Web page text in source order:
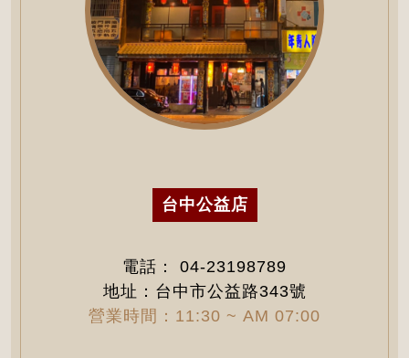
台中公益店
電話： 04-23198789
地址：台中市公益路343號
營業時間：11:30 ~ AM 07:00